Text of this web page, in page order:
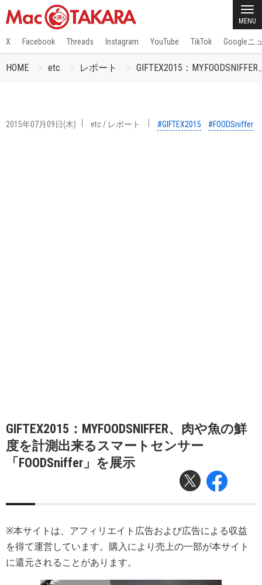
MENU
X Facebook Threads Instagram YouTube TikTok Googleニ
HOME etc レポート GIFTEX2015：
2015年07月09日(木) etc/ レポート #GIFTEX2015 #FOODSniffer
GIFTEX2015：MYFOODSNIFFER、肉や魚の鮮
度を計測出来るスマートセンサー
「FOODSniffer」を展示
※本サイトは、アフィリエイト広告および広告による収益
を得て運営しています。購入により売上の一部が本サイト
に還元されることがあります。